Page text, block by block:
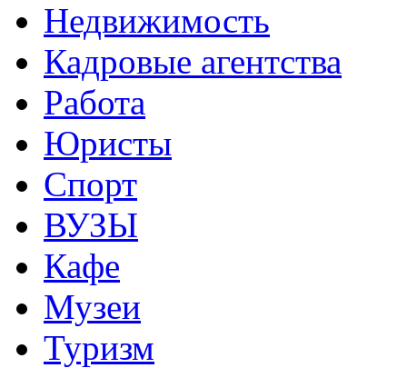
Недвижимость
Кадровые агентства
Работа
Юристы
Спорт
ВУЗЫ
Кафе
Музеи
Туризм